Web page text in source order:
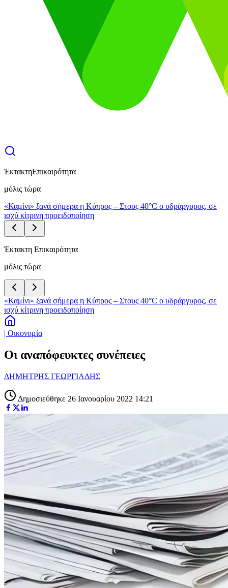
ΈκτακτηΕπικαιρότητα
μόλις τώρα
«Καμίνι» ξανά σήμερα η Κύπρος – Στους 40°C ο υδράργυρος, σε
ισχύ κίτρινη προειδοποίηση
Έκτακτη Επικαιρότητα
μόλις τώρα
«Καμίνι» ξανά σήμερα η Κύπρος – Στους 40°C ο υδράργυρος, σε
ισχύ κίτρινη προειδοποίηση
| Οικονομία
Οι αναπόφευκτες συνέπειες
ΔΗΜΗΤΡΗΣ ΓΕΩΡΓΙΑΔΗΣ
Δημοσιεύθηκε 26 Ιανουαρίου 2022 14:21